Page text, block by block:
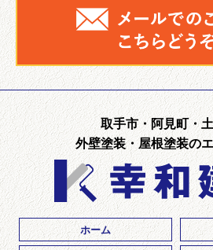
取手市・阿見町・
外壁塗装・屋根塗装の
ホーム